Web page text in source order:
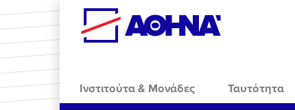
Skip to main content
Ινστιτούτα & Μονάδες Ταυτότητα